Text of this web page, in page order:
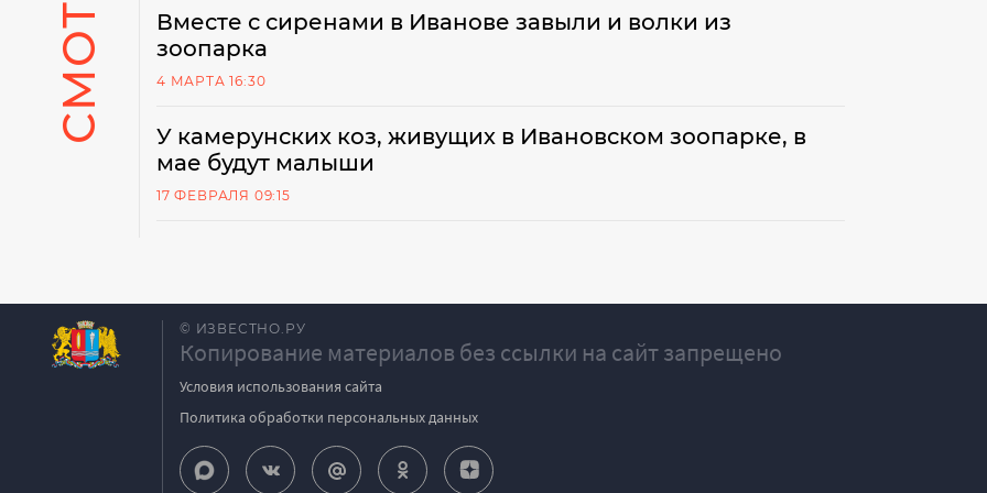
Вместе с сиренами в Иванове завыли и волки из
зоопарка
4 МАРТА 16:30
У камерунских коз, живущих в Ивановском зоопарке, в
мае будут малыши
17 ФЕВРАЛЯ 09:15
© ИЗВЕСТНО.РУ
Копирование материалов без ссылки на сайт запрещено
Условия использования сайта
Политика обработки персональных данных